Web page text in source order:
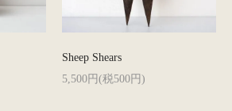
Sheep Shears
5,500円(税500円)